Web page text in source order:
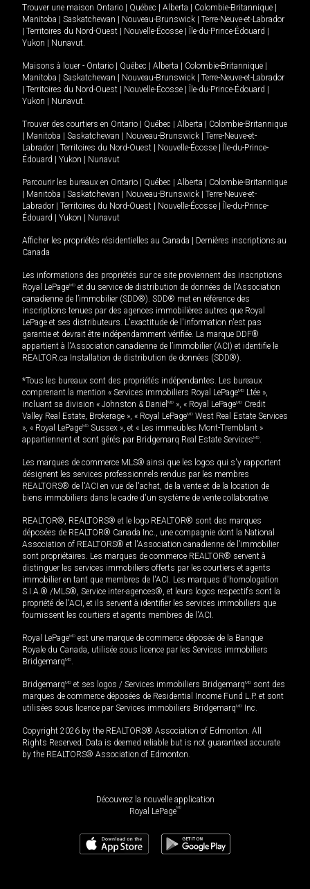
Trouver une maison Ontario Québec Alberta Colombie-Britannique
Manitoba
Saskatchewan Nouveau-Brunswick
Terre-Neuve-et-Labrador
Territoires du Nord-Ouest Nouvelle-Écosse Île-du-Prince-Édouard
Yukon
Nunavut.
Maisons à louer - Ontario Québec Alberta Colombie-Britannique
Manitoba
Saskatchewan Nouveau-Brunswick
Terre-Neuve-et-Labrador
Territoires du Nord-Ouest Nouvelle-Écosse Île-du-Prince-Édouard
Yukon
Nunavut.
Trouver des courtiers en Ontario Québec Alberta
Colombie-Britannique
Manitoba Saskatchewan Nouveau-Brunswick
Terre-Neuve-et-
Labrador
Territoires du Nord-Ouest Nouvelle-Écosse
Île-du-Prince-
Édouard
Yukon Nunavut
Parcourir les bureaux en Ontario Québec Alberta
Colombie-Britannique
Manitoba Saskatchewan Nouveau-Brunswick
Terre-Neuve-et-
Labrador
Territoires du Nord-Ouest Nouvelle-Écosse
Île-du-Prince-
Édouard
Yukon Nunavut
Afficher les propriétés résidentielles au Canada
Dernières inscriptions au
Canada
Les informations des propriétés sur ce site proviennent des inscriptions
Royal LePageMD et du service de distribution de données de l'Association
canadienne de l’immobilier (SDD®). SDD® met en référence des
inscriptions tenues par des agences immobilières autres que Royal
LePage et ses distributeurs. L'exactitude de l'information n'est pas
garantie et devrait être indépendamment vérifiée. La marque DDF®
appartient à l'Association canadienne de l’immobilier (ACI) et identifie le
REALTOR.ca Installation de distribution de données (SDD®).
*Tous les bureaux sont des propriétés indépendantes. Les bureaux
comprenant la mention « Services immobiliers Royal LePageMD Ltée »,
incluant sa division « Johnston & Daniel MD », « Royal LePageMD Credit
Valley Real Estate, Brokerage », « Royal LePageMD West Real Estate Services
», « Royal LePageMD Sussex », et « Les immeubles Mont-Tremblant »
appartiennent et sont gérés par Bridgemarq Real Estate ServicesMD.
Les marques de commerce MLS® ainsi que les logos qui s'y rapportent
désignent les services professionnels rendus par les membres
REALTORS® de l'ACI en vue de l'achat, de la vente et de la location de
biens immobiliers dans le cadre d'un système de vente collaborative.
REALTOR®, REALTORS® et le logo REALTOR® sont des marques
déposées de REALTOR® Canada Inc., une compagnie dont la National
Association of REALTORS® et l'Association canadienne de l’immobilier
sont propriétaires. Les marques de commerce REALTOR® servent à
distinguer les services immobiliers offerts par les courtiers et agents
immobilier en tant que membres de l'ACI. Les marques d'homologation
S.I.A.® /MLS®, Service inter-agences®, et leurs logos respectifs sont la
propriété de l'ACI, et ils servent à identifier les services immobiliers que
fournissent les courtiers et agents membres de l'ACI.
Royal LePageMD est une marque de commerce déposée de la Banque
Royale du Canada, utilisée sous licence par les Services immobiliers
BridgemarqMD.
BridgemarqMD et ses logos / Services immobiliers BridgemarqMD sont des
marques de commerce déposées de Residential Income Fund L.P. et sont
utilisées sous licence par Services immobiliers BridgemarqMD Inc.
Copyright 2026 by the REALTORS® Association of Edmonton. All
Rights Reserved. Data is deemed reliable but is not guaranteed accurate
by the REALTORS® Association of Edmonton.
Découvrez la nouvelle application
Royal LePageMD